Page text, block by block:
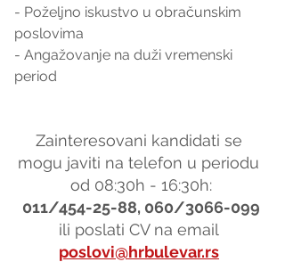
- Poželjno iskustvo u obračunskim
poslovima
- Angažovanje na duži vremenski
period
Zainteresovani kandidati se
mogu javiti na telefon u periodu
od 08:30h - 16:30h:
011/454-25-88, 060/3066-099
ili poslati CV na email
poslovi@hrbulevar.rs